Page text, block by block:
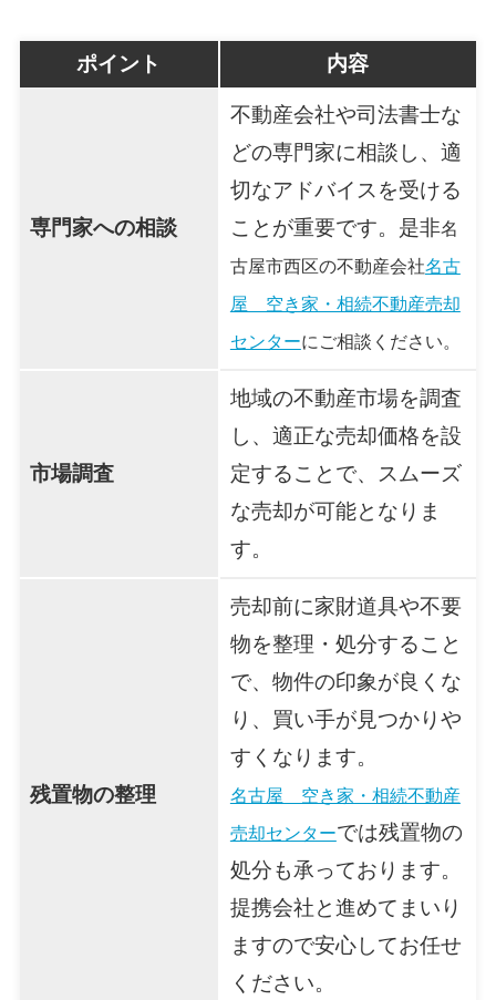
ポイント 内容
専門家への相談
不動産会社や司法書士な
どの専門家に相談し、適
切なアドバイスを受ける
ことが重要です。是非名
古屋市西区の不動産会社名古
屋 空き家・相続不動産売却
センターにご相談ください。
市場調査
地域の不動産市場を調査
し、適正な売却価格を設
定することで、スムーズ
な売却が可能となりま
す。
残置物の整理
売却前に家財道具や不要
物を整理・処分すること
で、物件の印象が良くな
り、買い手が見つかりや
すくなります。
名古屋 空き家・相続不動産
売却センターでは残置物の
処分も承っております。
提携会社と進めてまいり
ますので安心してお任せ
ください。